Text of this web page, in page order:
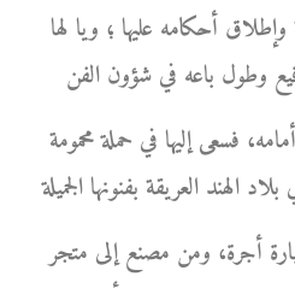
وإطلاق أحكامه عليها ؛ ويا لها
فسعى إليها في حملة محمومة
أجرة، ومن مصنع إلى متجر